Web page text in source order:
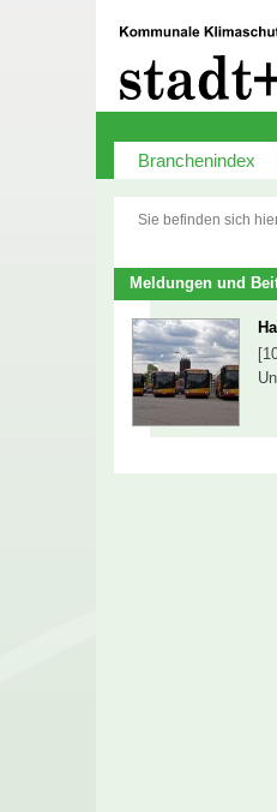
Branchenindex
Sie befinden sich
Meldungen und